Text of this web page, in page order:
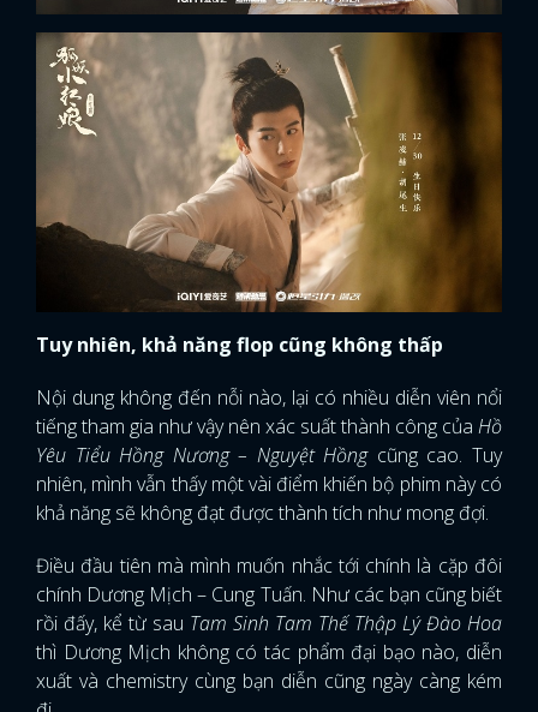
x
ĐĂNG NHẬP
Tuy nhiên, khả năng flop cũng không thấp
Nội dung không đến nỗi nào, lại có nhiều diễn viên nổi
tiếng tham gia như vậy nên xác suất thành công của Hồ
Yêu Tiểu Hồng Nương – Nguyệt Hồngcũng cao. Tuy
nhiên, mình vẫn thấy một vài điểm khiến bộ phim này có
khả năng sẽ không đạt được thành tích như mong đợi.
Điều đầu tiên mà mình muốn nhắc tới chính là cặp đôi
chính Dương Mịch – Cung Tuấn. Như các bạn cũng biết
rồi đấy, kể từ sau Tam Sinh Tam Thế Thập Lý Đào Hoa
thì Dương Mịch không có tác phẩm đại bạo nào, diễn
xuất và chemistry cùng bạn diễn cũng ngày càng kém